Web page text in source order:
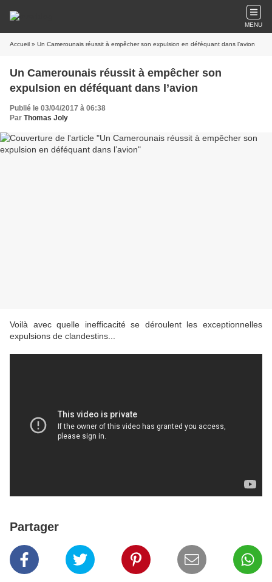
MENU
Accueil » Un Camerounais réussit à empêcher son expulsion en déféquant dans l’avion
Un Camerounais réussit à empêcher son
expulsion en déféquant dans l’avion
Publié le 03/04/2017 à 06:38
Par Thomas Joly
Voilà avec quelle inefficacité se déroulent les exceptionnelles
expulsions de clandestins...
Partager